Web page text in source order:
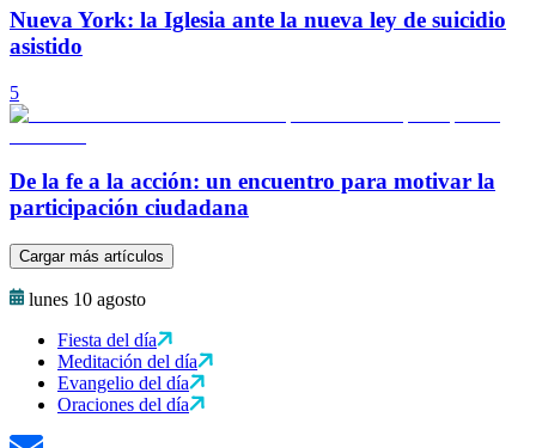
Nueva York: la Iglesia ante la nueva ley de suicidio
asistido
5
De la fe a la acción: un encuentro para motivar la
participación ciudadana
Cargar más artículos
lunes 10 agosto
Fiesta del día
Meditación del día
Evangelio del día
Oraciones del día